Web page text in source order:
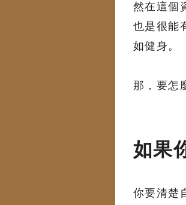
然在這個
也是很能
如健身。
那，要怎
如果
你要清楚